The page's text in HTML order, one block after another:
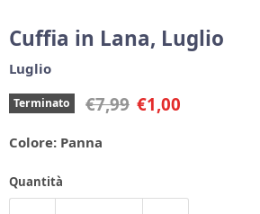
Cuffia in Lana, Luglio
Luglio
Terminato Prezzo originale
€7,99 Prezzo corrente
€1,00
Colore: Panna
Quantità